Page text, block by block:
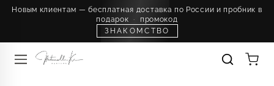
Новым клиентам — бесплатная доставка по России и пробник в
подарок ·
промокод
ЗНАКОМСТВО